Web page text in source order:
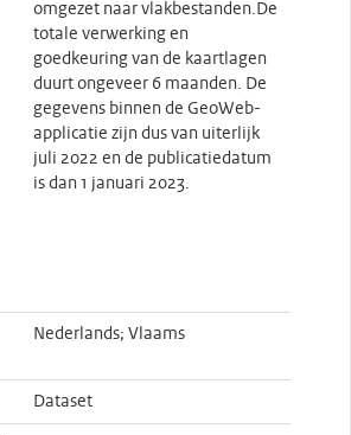
omgezet naar vlakbestanden.De
totale verwerking en
goedkeuring van de kaartlagen
duurt ongeveer 6 maanden. De
gegevens binnen de GeoWeb-
applicatie zijn dus van uiterlijk
juli 2022 en de publicatiedatum
is dan 1 januari 2023.
Nederlands; Vlaams
Dataset